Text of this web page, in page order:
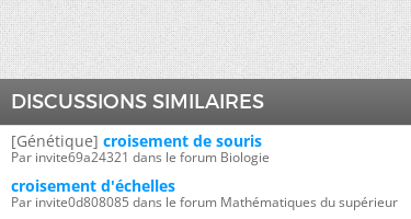
DISCUSSIONS SIMILAIRES
[Génétique] croisement de souris
Par invite69a24321 dans le forum Biologie
croisement d'échelles
Par invite0d808085 dans le forum Mathématiques du supérieur